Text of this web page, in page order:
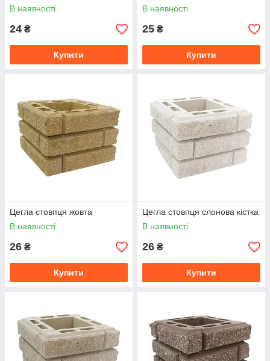
В наявності
24 ₴
Купити
В наявності
25 ₴
Купити
Цегла стовпця жовта
В наявності
26 ₴
Купити
Цегла стовпця слонова кістка
В наявності
26 ₴
Купити